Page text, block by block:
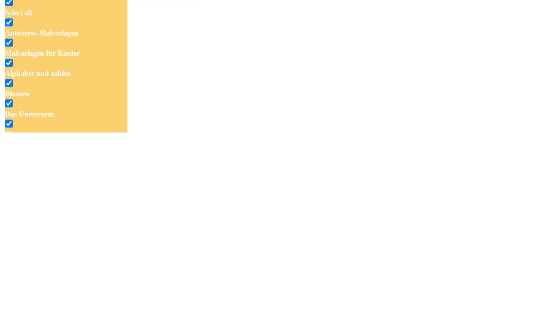
Select all
Antistress-Malvorlagen
Malvorlagen für Kinder
Alphabet und zahlen
Blumen
Das Universum
Dinosaurier
Jakobsmuschel